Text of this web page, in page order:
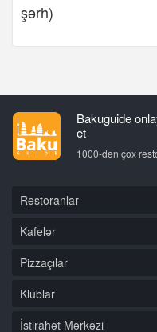
şərh)
Bakuguide
et
1000-dən çox
Restoranlar
Kafelər
Pizzaçılar
Klublar
İstirahət Mərkəzi